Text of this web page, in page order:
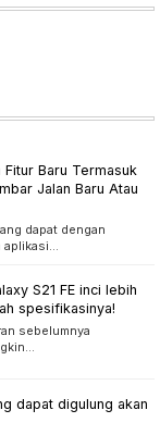
Baru Termasuk
Jalan Baru Atau
dapat dengan
S21 FE inci lebih
spesifikasinya!
sebelumnya
dapat digulung akan